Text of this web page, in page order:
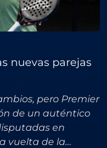
nuevas parejas
pero Premier
de un auténtico
en
vuelta de la